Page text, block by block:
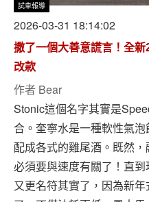
試車報導
專題報導
車型比拼
兩輪世界
試車報導
2026-03-31 18:14:02
撒了一個大善意謊言！全
改款
作者 Bear
Stonic這個名字其實是
合。奎寧水是一種軟性氣
配成各式的雞尾酒。既然
必須要與速度有關了！直
又更名符其實了，因為新